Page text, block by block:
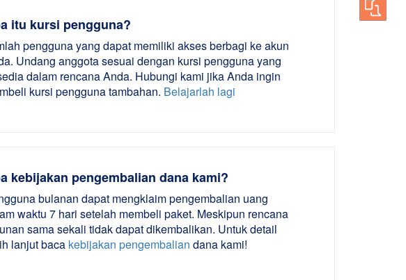
itu kursi pengguna?
pengguna yang dapat memiliki akses berbagi ke akun
Undang anggota sesuai dengan kursi pengguna yang
dalam rencana Anda. Hubungi kami jika Anda ingin
kursi pengguna tambahan. Belajarlah lagi
kebijakan pengembalian dana kami?
bulanan dapat mengklaim pengembalian uang
waktu 7 hari setelah membeli paket. Meskipun rencana
sama sekali tidak dapat dikembalikan. Untuk detail
lanjut baca kebijakan pengembalian dana kami!